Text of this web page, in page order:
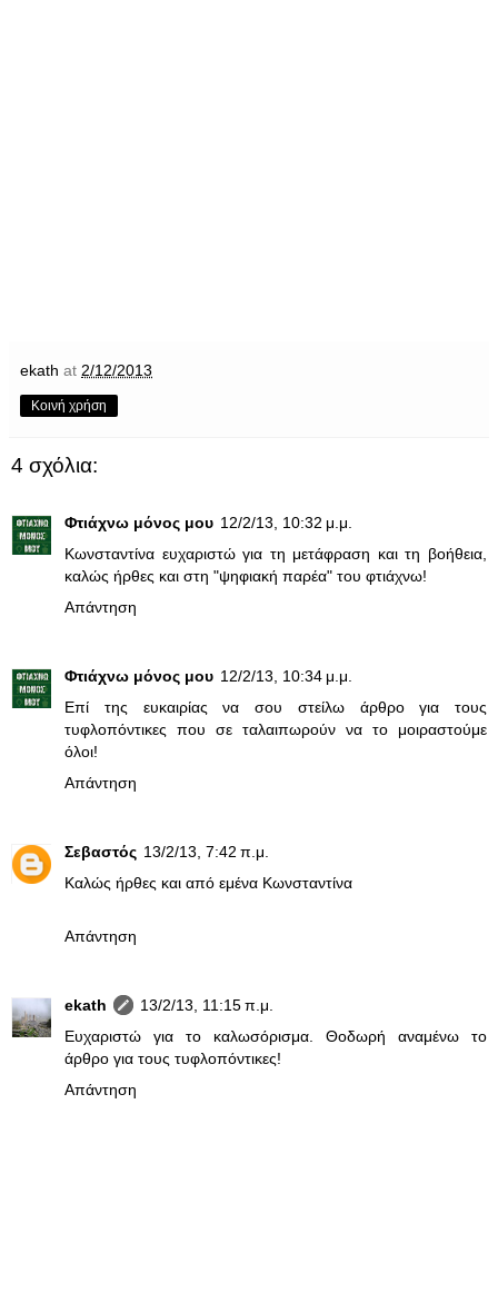
ekath at 2/12/2013
Κοινή χρήση
4 σχόλια:
Φτιάχνω μόνος μου 12/2/13, 10:32 μ.μ.
Κωνσταντίνα ευχαριστώ για τη μετάφραση και τη βοήθεια,
καλώς ήρθες και στη "ψηφιακή παρέα" του φτιάχνω!
Απάντηση
Φτιάχνω μόνος μου 12/2/13, 10:34 μ.μ.
Επί της ευκαιρίας να σου στείλω άρθρο για τους
τυφλοπόντικες που σε ταλαιπωρούν να το μοιραστούμε
όλοι!
Απάντηση
Σεβαστός 13/2/13, 7:42 π.μ.
Καλώς ήρθες και από εμένα Κωνσταντίνα
Απάντηση
ekath
13/2/13, 11:15 π.μ.
Ευχαριστώ για το καλωσόρισμα. Θοδωρή αναμένω το
άρθρο για τους τυφλοπόντικες!
Απάντηση